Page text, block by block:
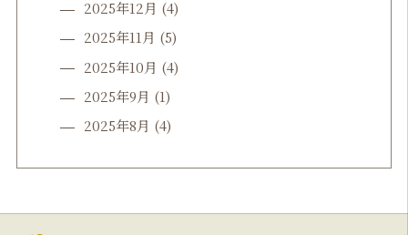
2025年12月 (4)
2025年11月 (5)
2025年10月 (4)
2025年9月 (1)
2025年8月 (4)